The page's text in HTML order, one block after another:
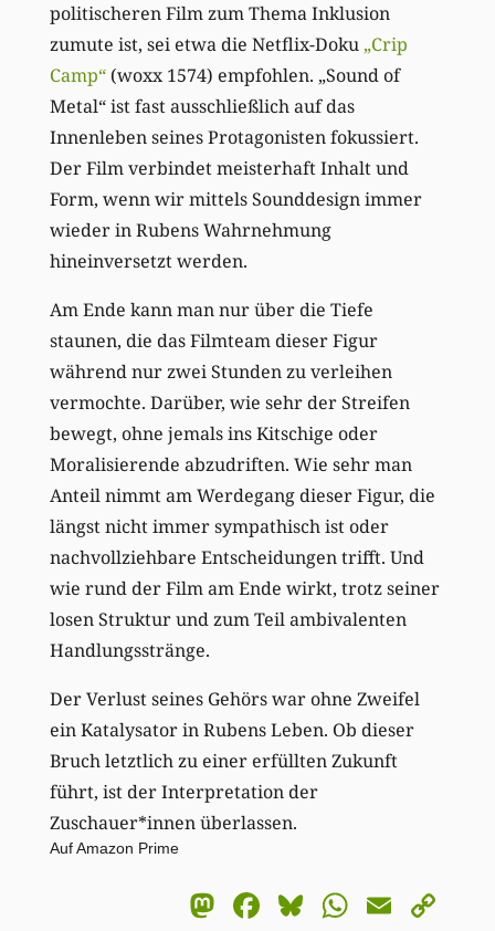
politischeren Film zum Thema Inklusion
zumute ist, sei etwa die Netflix-Doku„Crip
Camp“(woxx 1574) empfohlen. „Sound of
Metal“ ist fast ausschließlich auf das
Innenleben seines Protagonisten fokussiert.
Der Film verbindet meisterhaft Inhalt und
Form, wenn wir mittels Sounddesign immer
wieder in Rubens Wahrnehmung
hineinversetzt werden.
Am Ende kann man nur über die Tiefe
staunen, die das Filmteam dieser Figur
während nur zwei Stunden zu verleihen
vermochte. Darüber, wie sehr der Streifen
bewegt, ohne jemals ins Kitschige oder
Moralisierende abzudriften. Wie sehr man
Anteil nimmt am Werdegang dieser Figur, die
längst nicht immer sympathisch ist oder
nachvollziehbare Entscheidungen trifft. Und
wie rund der Film am Ende wirkt, trotz seiner
losen Struktur und zum Teil ambivalenten
Handlungsstränge.
Der Verlust seines Gehörs war ohne Zweifel
ein Katalysator in Rubens Leben. Ob dieser
Bruch letztlich zu einer erfüllten Zukunft
führt, ist der Interpretation der
Zuschauer*innen überlassen.
Auf Amazon Prime
Mastodon
Facebook
BlueskyEmail